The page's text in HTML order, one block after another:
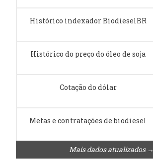
Histórico indexador BiodieselBR
Histórico do preço do óleo de soja
Cotação do dólar
Metas e contratações de biodiesel
Mais dados atualizados →